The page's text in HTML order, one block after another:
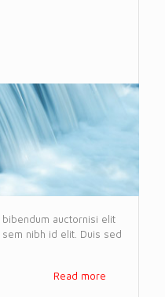
auctornisi elit
nibh id elit. Duis sed
Read more